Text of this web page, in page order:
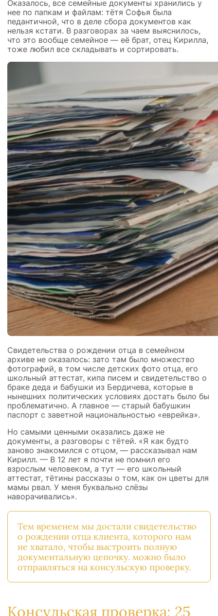
Оказалось, все семейные документы хранились у
нее по папкам и файлам: тётя Софья была
педантичной, что в деле сбора документов как
нельзя кстати. В разговорах за чаем выяснилось,
что это вообще семейное — её брат, отец Кирилла,
тоже любил все складывать и сортировать.
Свидетельства о рождении отца в семейном
архиве не оказалось: зато там было множество
фотографий, в том числе детских фото отца, его
школьный аттестат, кипа писем и свидетельство о
браке деда и бабушки из Бердичева, которые в
нынешних политических условиях достать было бы
проблематично. А главное — старый бабушкин
паспорт с заветной национальностью «еврейка».
Но самыми ценными оказались даже не
документы, а разговоры с тётей. «Я как будто
заново знакомился с отцом, — рассказывал нам
Кирилл. — В 12 лет я почти не помнил его
взрослым человеком, а тут — его школьный
аттестат, тётины рассказы о том, как он цветы для
мамы рвал. У меня буквально слёзы
наворачивались».
Тем временем мы достали свидетельство
о рождении отца клиента, которого нам
не хватало, чтобы выстроить полную
документальную цепочку. можно было
отправляться на консульскую проверку.
Консульская проверка: 25